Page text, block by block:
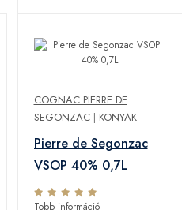
COGNAC PIERRE DE
SEGONZAC| KONYAK
Pierre de Segonzac
VSOP 40% 0,7L
Több információ